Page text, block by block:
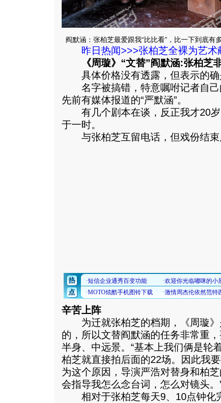
阎默涵：张柏芝最爱跟我“比比看”，比一下到底有
昨日热闻>>>张柏芝全裸为艺
《周璇》“文替”阎默涵:张柏芝
具体价格没有透露，但表示的确
名字被搞错，特意嘱咐记者自己
先前有媒体报道的“严默涵”。
有几个剧本在谈，反正我才20岁
于一时。
与张柏芝互留电话，但戏份结束
辛苦上阵
为迁就张柏芝的档期，《周璇》
的，所以文替阎默涵的任务非常重
半身、中远景。“基本上我们俩是轮
柏芝就直接拍后面的22场。因此我
为这个原因，导演严浩对替身和柏
会指导我怎么念台词，怎么对镜头。
相对于张柏芝每天9、10点钟化